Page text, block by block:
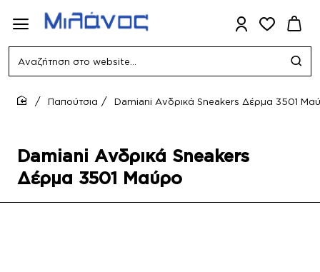
Αναζήτηση
website...
Damiani Ανδρικά Sneakers
Δέρμα 3501 Μαύρο
Παπούτσια Damiani Ανδρικά Sneakers Δέρμα 3501